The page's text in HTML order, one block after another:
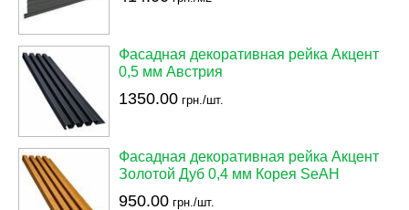
Фасадная декоративная рейка Акцент
0,5 мм Австрия
1350.00 грн./шт.
Фасадная декоративная рейка Акцент
Золотой Дуб 0,4 мм Корея SeAH
950.00 грн./шт.